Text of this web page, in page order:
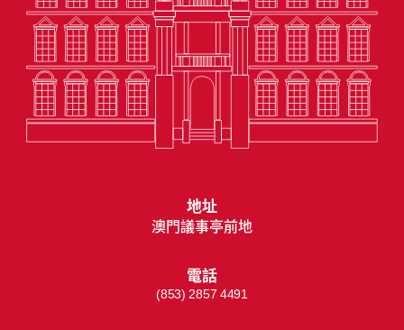
地址
澳門議事亭前地
電話
(853) 2857 4491